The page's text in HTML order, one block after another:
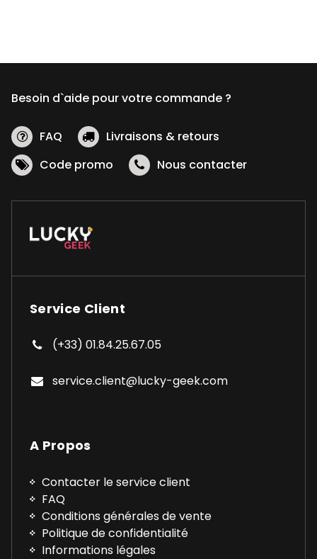
Besoin d`aide pour votre commande ?
FAQ
Livraisons & retours
Code promo
Nous contacter
Service Client
(+33) 01.84.25.67.05
service.client@lucky-geek.com
A Propos
Contacter le service client
FAQ
Conditions générales de vente
Politique de confidentialité
Informations légales